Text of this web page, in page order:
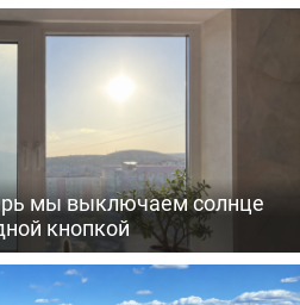
мы выключаем солнце
кнопкой